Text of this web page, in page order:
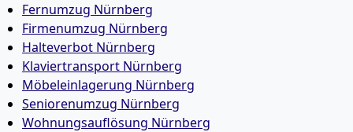
Fernumzug Nürnberg
Firmenumzug Nürnberg
Halteverbot Nürnberg
Klaviertransport Nürnberg
Möbeleinlagerung Nürnberg
Seniorenumzug Nürnberg
Wohnungsauflösung Nürnberg